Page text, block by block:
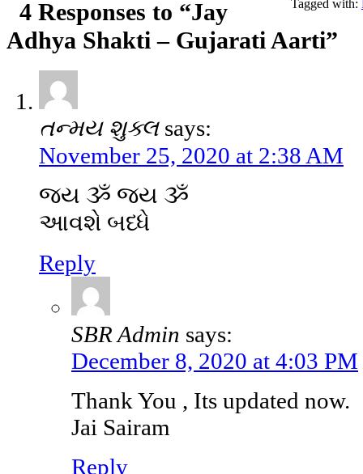
Tagged with:
4 Responses to “Jay
Adhya Shakti – Gujarati Aarti”
તન્મય શુક્લ says:
November 25, 2020 at 2:38 AM
જય ૐ જય ૐ
આવશે બધ્ધે
Reply
SBR Admin says:
December 8, 2020 at 4:03 PM
Thank You , Its updated now.
Jai Sairam
Reply